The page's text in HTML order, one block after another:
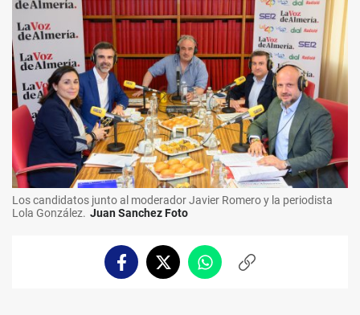
Los candidatos junto al moderador Javier Romero y la periodista
Lola González. Juan Sanchez Foto
FacebookTwitterWhatsappCopiar